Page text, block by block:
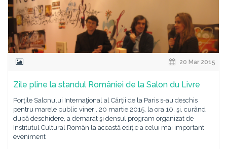
20 Mar 2015
Zile pline la standul României de la Salon du Livre
Porţile Salonului Internaţional al Cărţii de la Paris s-au deschis
pentru marele public vineri, 20 martie 2015, la ora 10, şi, curând
după deschidere, a demarat şi densul program organizat de
Institutul Cultural Român la această ediţie a celui mai important
eveniment